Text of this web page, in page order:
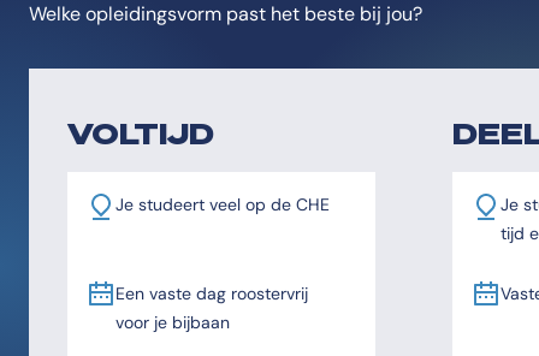
Welke opleidingsvorm past het beste bij jou?
VOLTIJD
Je studeert veel op de CHE
Een vaste dag roostervrij
voor je bijbaan
Je
tijd